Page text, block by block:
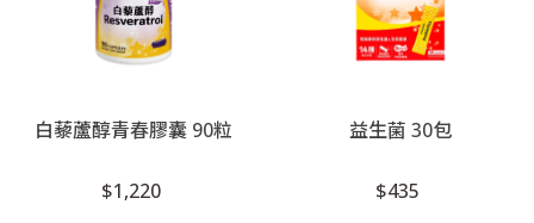
白藜蘆醇青春膠囊 90粒
$1,220
益生菌 30包
$435